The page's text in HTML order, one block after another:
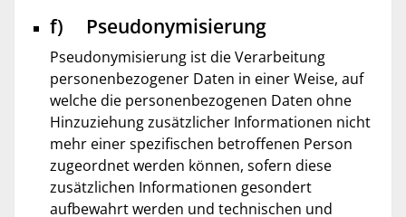
f) Pseudonymisierung
Pseudonymisierung ist die Verarbeitung
personenbezogener Daten in einer Weise, auf
welche die personenbezogenen Daten ohne
Hinzuziehung zusätzlicher Informationen nicht
mehr einer spezifischen betroffenen Person
zugeordnet werden können, sofern diese
zusätzlichen Informationen gesondert
aufbewahrt werden und technischen und